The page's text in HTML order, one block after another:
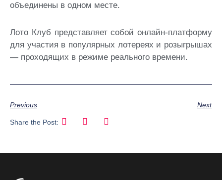
объединены в одном месте.
Лото Клуб представляет собой онлайн-платформу
для участия в популярных лотереях и розыгрышах
— проходящих в режиме реального времени.
Previous Next
Share the Post: